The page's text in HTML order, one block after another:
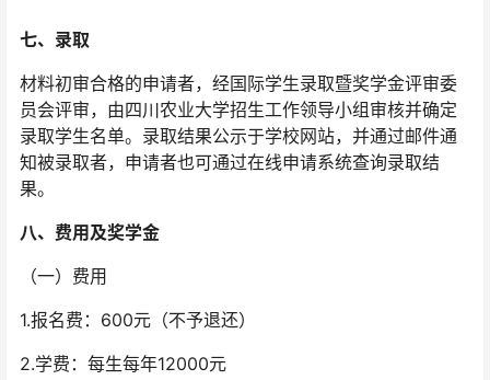
七、录取
材料初审合格的申请者，经国际学生录取暨奖学金评审委
员会评审，由四川农业大学招生工作领导小组审核并确定
录取学生名单。录取结果公示于学校网站，并通过邮件通
知被录取者，申请者也可通过在线申请系统查询录取结
果。
八、费用及奖学金
（一）费用
1.报名费：600元（不予退还）
2.学费：每生每年12000元